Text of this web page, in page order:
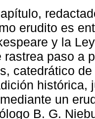
erudito es
y la
rastrea paso a
catedrático
histórica,
un
B. G.